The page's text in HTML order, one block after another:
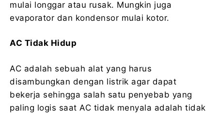
mulai longgar atau rusak. Mungkin juga
evaporator dan kondensor mulai kotor.
AC Tidak Hidup
AC adalah sebuah alat yang harus
disambungkan dengan listrik agar dapat
bekerja sehingga salah satu penyebab yang
paling logis saat AC tidak menyala adalah tidak